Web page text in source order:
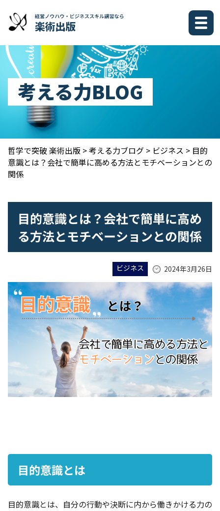
考える力BLOG
哲学で突破 楽術出版 >考える力ブログ > ビジネス > 目的
意識とは？会社で簡単に高める方法とモチベーションとの
関係
目的意識とは？会社で簡単に高め
る方法とモチベーションとの関係
ビジネス 2024年3月26日
目的意識とは
目的意識とは、自分の行動や決断に内から働きかける力の